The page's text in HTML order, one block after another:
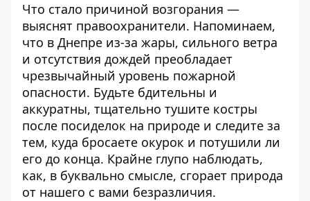
Что стало причиной возгорания —
выяснят правоохранители. Напоминаем,
что в Днепре из-за жары, сильного ветра
и отсутствия дождей преобладает
чрезвычайный уровень пожарной
опасности. Будьте бдительны и
аккуратны, тщательно тушите костры
после посиделок на природе и следите за
тем, куда бросаете окурок и потушили ли
его до конца. Крайне глупо наблюдать,
как, в буквально смысле, сгорает природа
от нашего с вами безразличия.